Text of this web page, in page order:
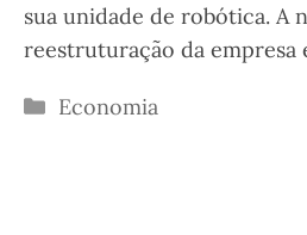
sua unidade de robótica. A
reestruturação da empresa
Categorias
Economia